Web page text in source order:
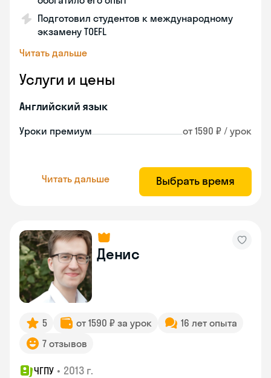
Подготовил студентов к международному
экзамену TOEFL
Читать дальше
Услуги и цены
Английский язык
Уроки премиум от 1590 ₽ / урок
Читать дальше Выбрать время
Денис
5 от 1590 ₽ за урок
16 лет опыта
7 отзывов
ЧГПУ • 2013 г.